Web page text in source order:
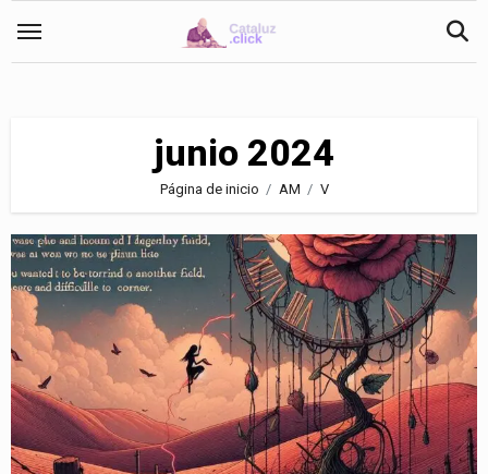
junio 2024
Página de inicio AM V